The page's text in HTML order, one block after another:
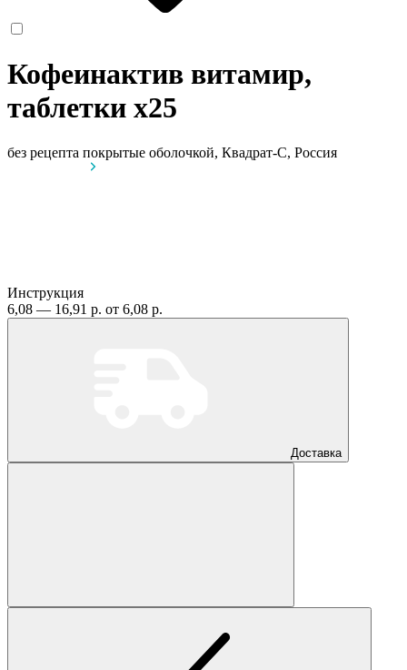
Кофеинактив витамир,
таблетки x25
без рецепта покрытые оболочкой, Квадрат-С, Россия
Инструкция
6,08 — 16,91 р. от 6,08 р.
Доставка